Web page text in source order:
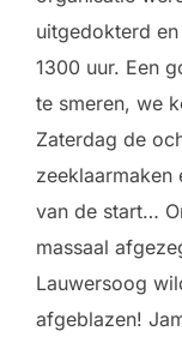
uitgedokterd
1300 uur. Een
te smeren, we
Zaterdag de
van de start…
massaal
Lauwersoog
afgeblazen!